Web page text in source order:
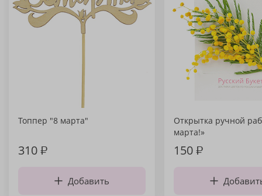
Топпер "8 марта"
310₽
Добавить
Открытка ручной
марта!»
150₽